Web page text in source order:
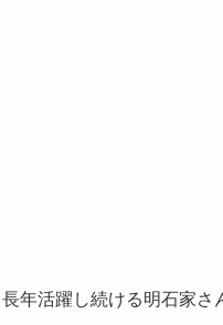
年活躍し続ける明石家さ